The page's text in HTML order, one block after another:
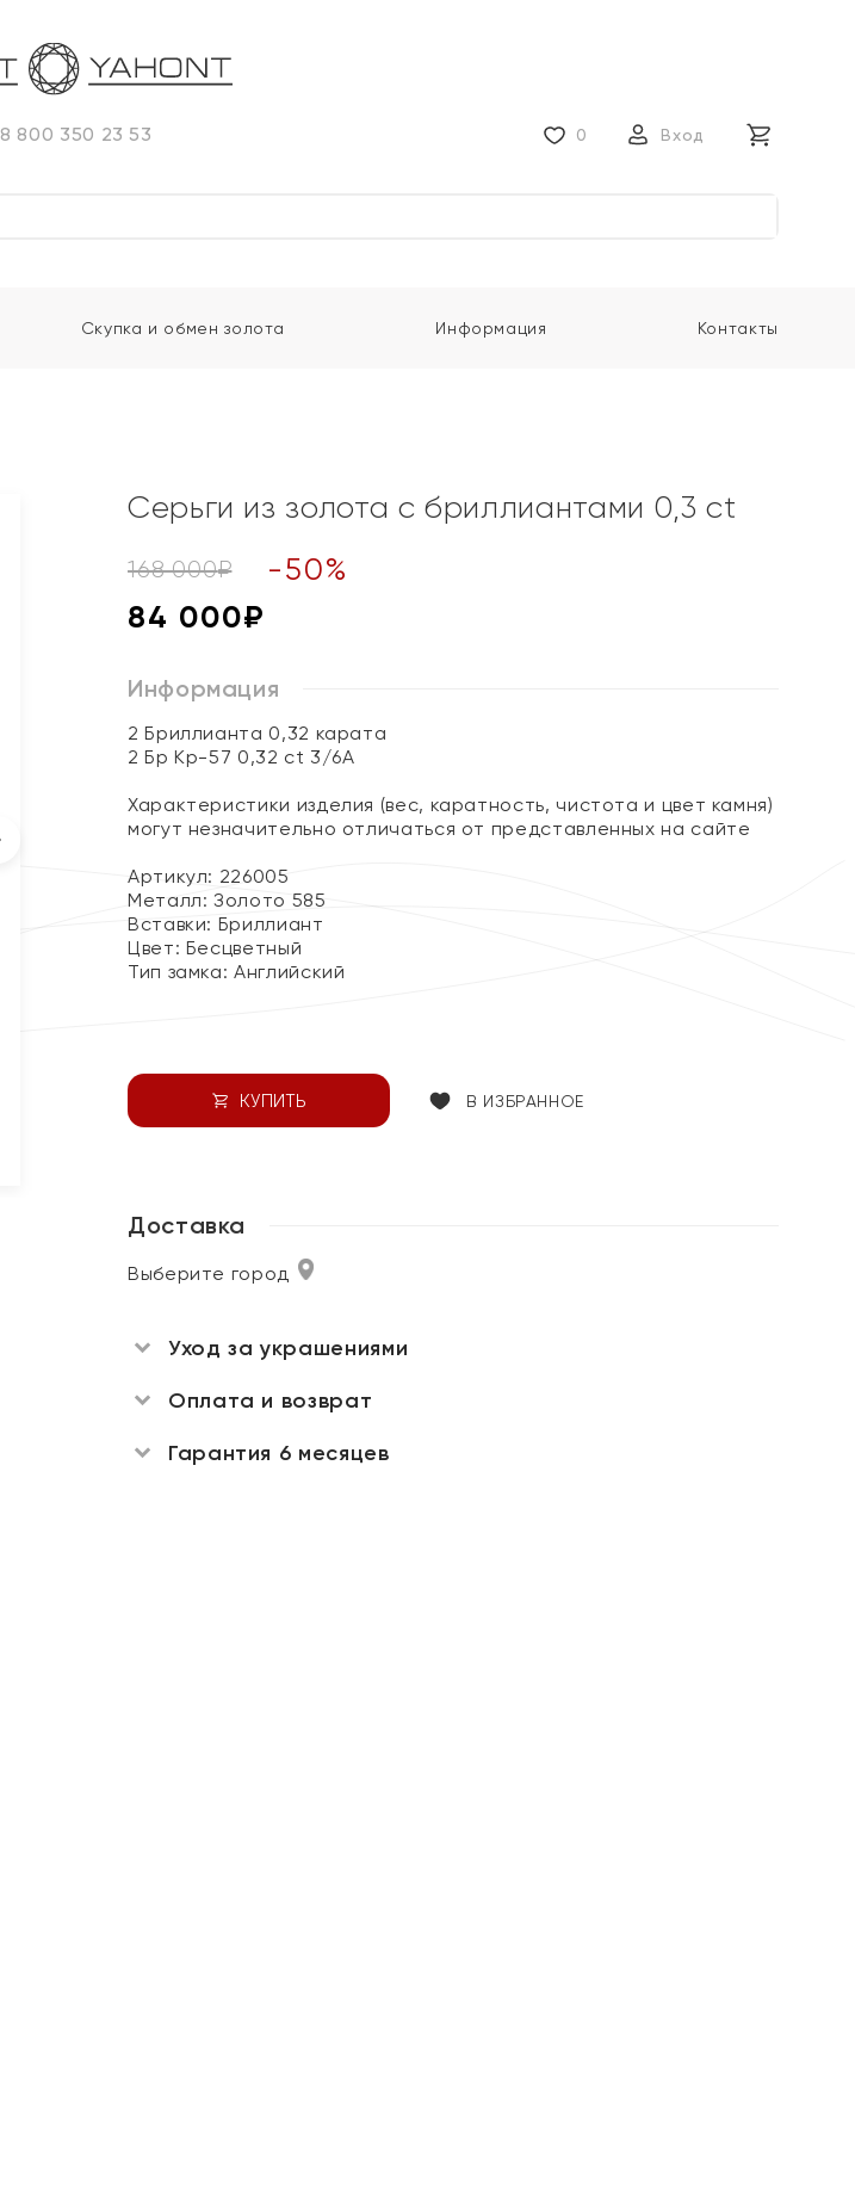
8 800 350 23 53 0 Вход
Скупка и обмен золота Информация Контакты
Серьги из золота с бриллиантами 0,3 ct
168 000₽ -50%
84 000₽
Информация
2 Бриллианта 0,32 карата
2 Бр Кр-57 0,32 ct 3/6А
Характеристики изделия (вес, каратность, чистота и цвет камня)
могут незначительно отличаться от представленных на сайте
Артикул: 226005
Металл:Золото 585
Вставки: Бриллиант
Цвет: Бесцветный
Тип замка:Английский
КУПИТЬ В ИЗБРАННОЕ
Доставка
Выберите город
Уход за украшениями
Оплата и возврат
Гарантия 6 месяцев